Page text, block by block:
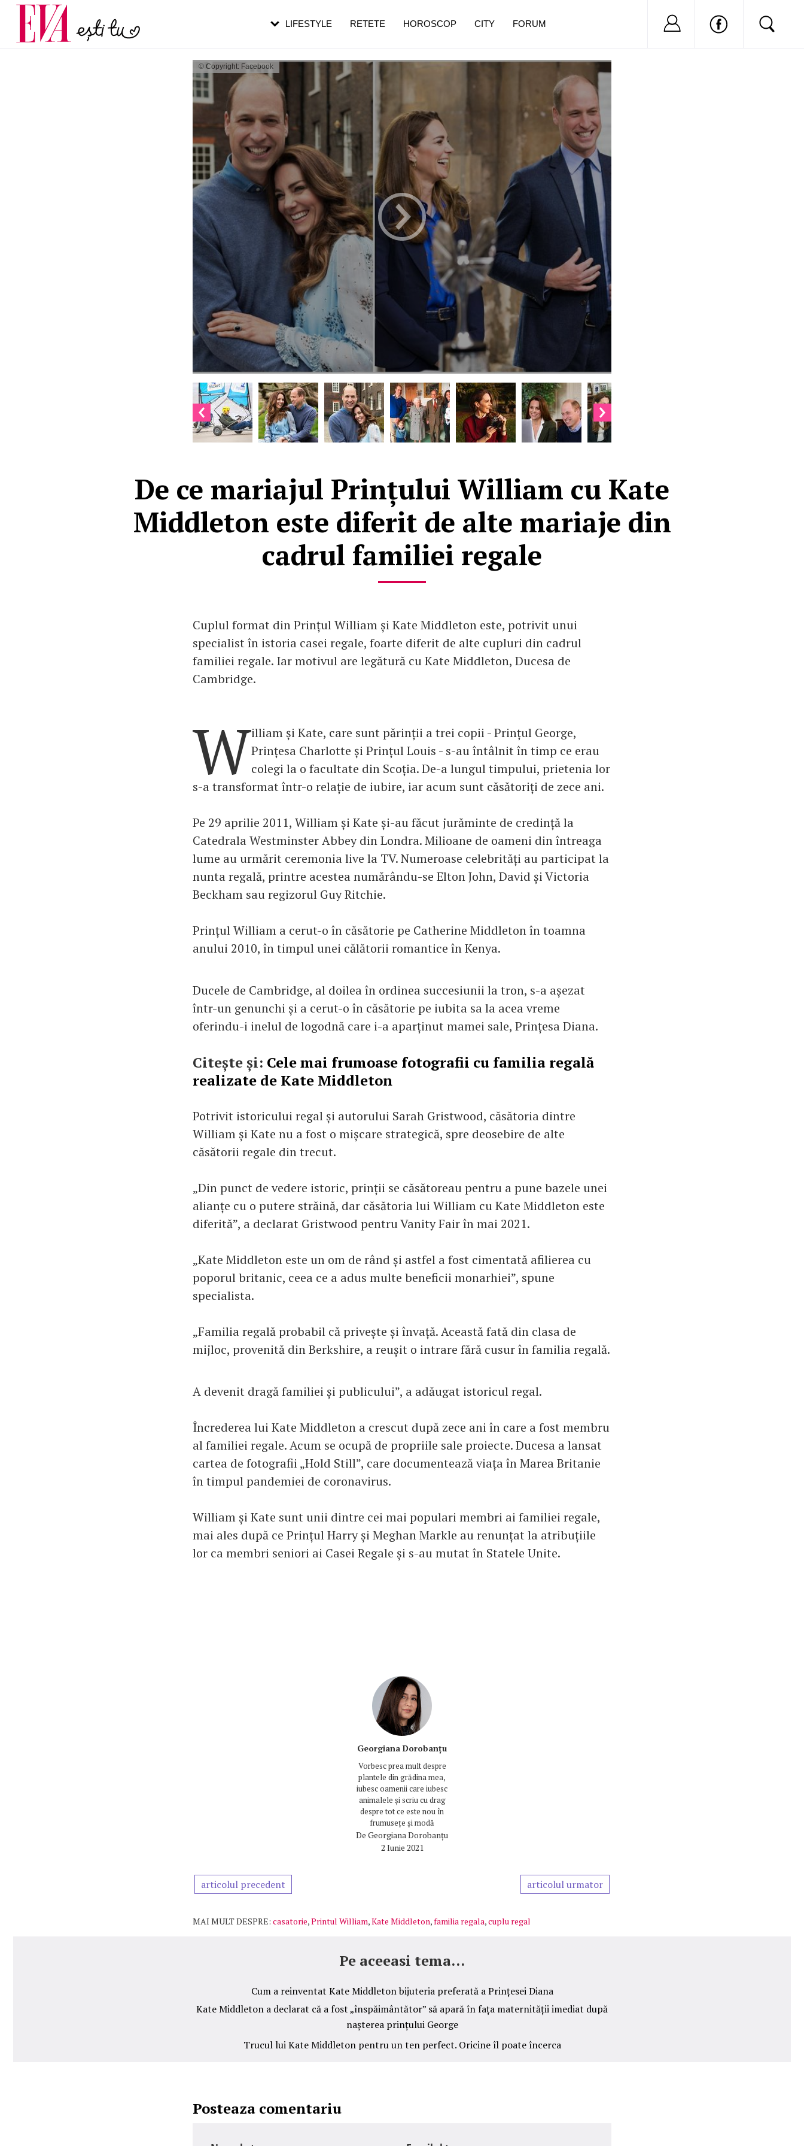
© Copyright: Facebook
De ce mariajul Prințului William cu Kate
Middleton este diferit de alte mariaje din
cadrul familiei regale
Cuplul format din Prințul William și Kate Middleton este, potrivit unui
specialist în istoria casei regale, foarte diferit de alte cupluri din cadrul
familiei regale. Iar motivul are legătură cu Kate Middleton, Ducesa de
Cambridge.
William și Kate, care sunt părinții a trei copii - Prințul George,
Prințesa Charlotte și Prințul Louis - s-au întâlnit în timp ce erau
colegi la o facultate din Scoția. De-a lungul timpului, prietenia lor
s-a transformat într-o relație de iubire, iar acum sunt căsătoriți de zece ani.
Pe 29 aprilie 2011, William și Kate și-au făcut jurăminte de credință la
Catedrala Westminster Abbey din Londra. Milioane de oameni din întreaga
lume au urmărit ceremonia live la TV. Numeroase celebrități au participat la
nunta regală, printre acestea numărându-se Elton John, David și Victoria
Beckham sau regizorul Guy Ritchie.
Prințul William a cerut-o în căsătorie pe Catherine Middleton în toamna
anului 2010, în timpul unei călătorii romantice în Kenya.
Ducele de Cambridge, al doilea în ordinea succesiunii la tron, s-a așezat
într-un genunchi și a cerut-o în căsătorie pe iubita sa la acea vreme
oferindu-i inelul de logodnă care i-a aparținut mamei sale, Prințesa Diana.
Citește și: Cele mai frumoase fotografii cu familia regală
realizate de Kate Middleton
Potrivit istoricului regal și autorului Sarah Gristwood, căsătoria dintre
William și Kate nu a fost o mișcare strategică, spre deosebire de alte
căsătorii regale din trecut.
„Din punct de vedere istoric, prinții se căsătoreau pentru a pune bazele unei
alianțe cu o putere străină, dar căsătoria lui William cu Kate Middleton este
diferită”, a declarat Gristwood pentru Vanity Fair în mai 2021.
„Kate Middleton este un om de rând și astfel a fost cimentată afilierea cu
poporul britanic, ceea ce a adus multe beneficii monarhiei”, spune
specialista.
„Familia regală probabil că privește și învață. Această fată din clasa de
mijloc, provenită din Berkshire, a reușit o intrare fără cusur în familia regală.
A devenit dragă familiei și publicului”, a adăugat istoricul regal.
Încrederea lui Kate Middleton a crescut după zece ani în care a fost membru
al familiei regale. Acum se ocupă de propriile sale proiecte. Ducesa a lansat
cartea de fotografii „Hold Still”, care documentează viața în Marea Britanie
în timpul pandemiei de coronavirus.
William și Kate sunt unii dintre cei mai populari membri ai familiei regale,
mai ales după ce Prințul Harry și Meghan Markle au renunțat la atribuțiile
lor ca membri seniori ai Casei Regale și s-au mutat în Statele Unite.
Georgiana Dorobanțu
Vorbesc prea mult despre
plantele din grădina mea,
iubesc oamenii care iubesc
animalele și scriu cu drag
despre tot ce este nou în
frumusețe și modă
De Georgiana Dorobanțu
2 Iunie 2021
articolul precedent articolul urmator
MAI MULT DESPRE: casatorie,Printul William,Kate Middleton,familia regala,cuplu regal
Pe aceeasi tema...
Cum a reinventat Kate Middleton bijuteria preferată a Prințesei Diana
Kate Middleton a declarat că a fost „înspăimântător” să apară în fața maternității imediat după
nașterea prințului George
Trucul lui Kate Middleton pentru un ten perfect. Oricine îl poate încerca
Posteaza comentariu
LIFESTYLE RETETE HOROSCOP CITY FORUM Nu ai cont?
Carieră
Actualitate
pe măsură ce înaintezi în vârstă
de dureroasă este investigația